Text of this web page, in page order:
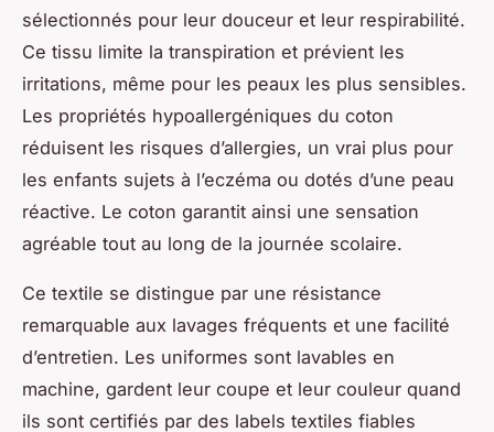
sélectionnés pour leur douceur et leur respirabilité.
Ce tissu limite la transpiration et prévient les
irritations, même pour les peaux les plus sensibles.
Les propriétés hypoallergéniques du coton
réduisent les risques d’allergies, un vrai plus pour
les enfants sujets à l’eczéma ou dotés d’une peau
réactive. Le coton garantit ainsi une sensation
agréable tout au long de la journée scolaire.
Ce textile se distingue par une résistance
remarquable aux lavages fréquents et une facilité
d’entretien. Les uniformes sont lavables en
machine, gardent leur coupe et leur couleur quand
ils sont certifiés par des labels textiles fiables